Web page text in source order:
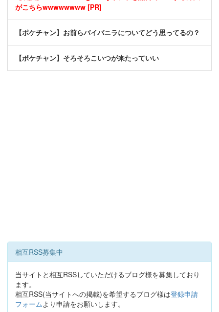
がこちらwwwwwwww [PR]
【ポケチャン】お前らバイバニラについてどう思ってるの？
【ポケチャン】そろそろこいつが来たっていい
相互RSS募集中
当サイトと相互RSSしていただけるブログ様を募集しており
ます。
相互RSS(当サイトへの掲載)を希望するブログ様は登録申請
フォームより申請をお願いします。